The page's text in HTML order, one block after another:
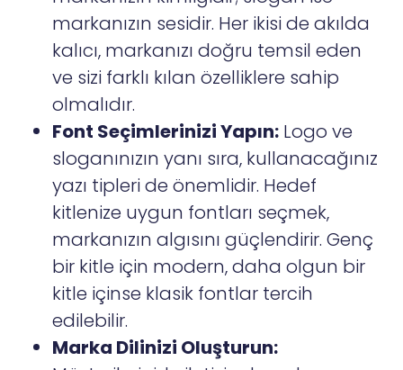
markanızın sesidir. Her ikisi de akılda
kalıcı, markanızı doğru temsil eden
ve sizi farklı kılan özelliklere sahip
olmalıdır.
Font Seçimlerinizi Yapın: Logo ve
sloganınızın yanı sıra, kullanacağınız
yazı tipleri de önemlidir. Hedef
kitlenize uygun fontları seçmek,
markanızın algısını güçlendirir. Genç
bir kitle için modern, daha olgun bir
kitle içinse klasik fontlar tercih
edilebilir.
Marka Dilinizi Oluşturun: